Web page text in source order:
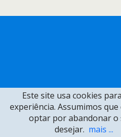
Este site usa cookies
experiência. Assumimos
optar por abandonar o
desejar. mais ...